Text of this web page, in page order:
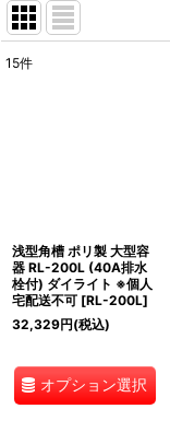
15件
浅型角槽 ポリ製 大型容
器 RL-200L (40A排水
栓付) ダイライト ※個人
宅配送不可 [RL-200L]
32,329円(税込)
オプション選択